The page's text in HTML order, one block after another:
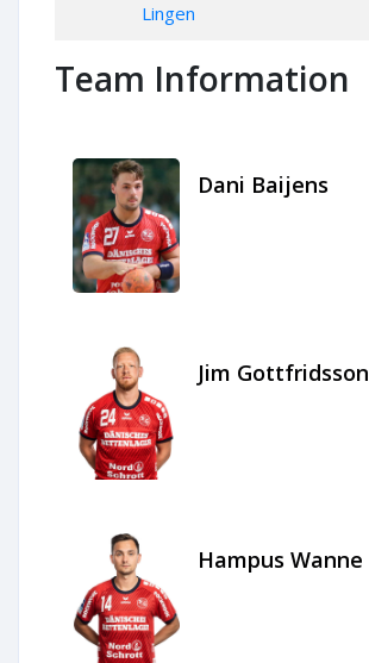
Lingen
Team Information
Dani Baijens
Jim Gottfridsson
Hampus Wanne